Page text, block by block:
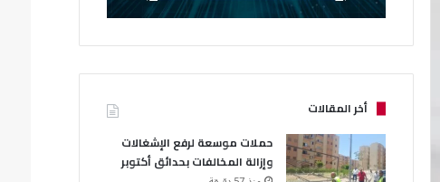
أخر المقالات
حملات موسعة لرفع الإشغالات
وإزالة المخالفات بحدائق أكتوبر